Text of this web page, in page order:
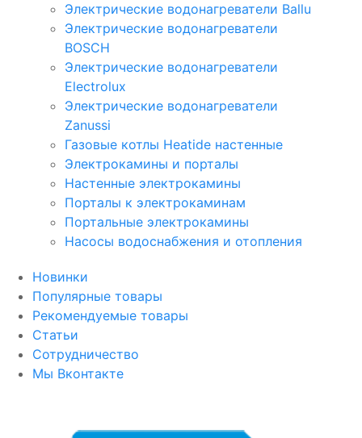
Электрические водонагреватели Ballu
Электрические водонагреватели
BOSCH
Электрические водонагреватели
Electrolux
Электрические водонагреватели
Zanussi
Газовые котлы Heatide настенные
Электрокамины и порталы
Настенные электрокамины
Порталы к электрокаминам
Портальные электрокамины
Насосы водоснабжения и отопления
Новинки
Популярные товары
Рекомендуемые товары
Статьи
Сотрудничество
Мы Вконтакте